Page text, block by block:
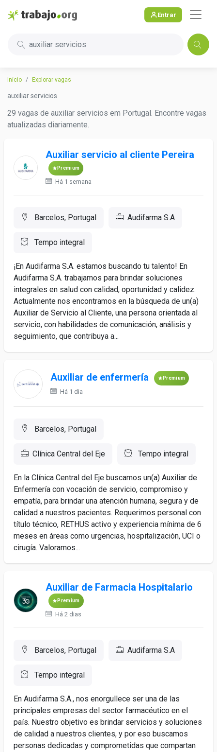
Entrar
auxiliar servicios
Início Explorar vagas
auxiliar servicios
29 vagas de auxiliar servicios em Portugal. Encontre vagas
atualizadas diariamente.
Auxiliar servicio al cliente Pereira
Premium
Há 1 semana
Barcelos, Portugal Audifarma S.A
Tempo integral
¡En Audifarma S.A. estamos buscando tu talento! En
Audifarma S.A. trabajamos para brindar soluciones
integrales en salud con calidad, oportunidad y calidez.
Actualmente nos encontramos en la búsqueda de un(a)
Auxiliar de Servicio al Cliente, una persona orientada al
servicio, con habilidades de comunicación, análisis y
seguimiento, que contribuya a...
Auxiliar de enfermería Premium
Há 1 dia
Barcelos, Portugal
Clínica Central del Eje Tempo integral
En la Clínica Central del Eje buscamos un(a) Auxiliar de
Enfermería con vocación de servicio, compromiso y
empatía, para brindar una atención humana, segura y de
calidad a nuestros pacientes. Requerimos personal con
título técnico, RETHUS activo y experiencia mínima de 6
meses en áreas como urgencias, hospitalización, UCI o
cirugía. Valoramos...
Auxiliar de Farmacia Hospitalario
Premium
Há 2 dias
Barcelos, Portugal Audifarma S.A
Tempo integral
En Audifarma S.A., nos enorgullece ser una de las
principales empresas del sector farmacéutico en el
país. Nuestro objetivo es brindar servicios y soluciones
de calidad a nuestros clientes, y por eso buscamos
personas dedicadas y comprometidas que compartan